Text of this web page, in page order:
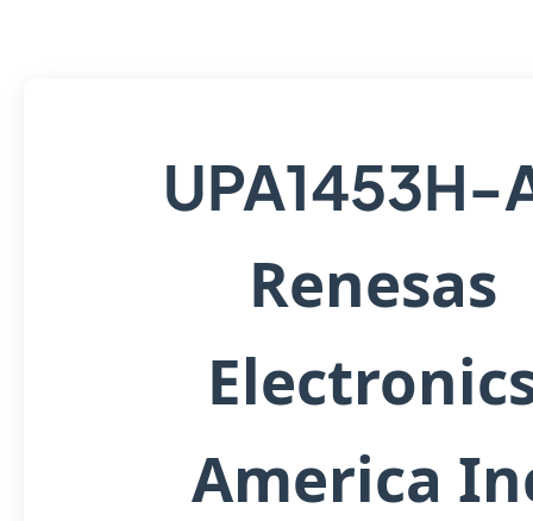
UPA1453H-
Renesas
America